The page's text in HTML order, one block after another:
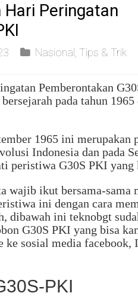
Peringatan
Nasional , Tips & Trik
Pemberontakan
pada tahun 1965
1965 ini merupakan
Indonesia dan pada
peristiwa G30S PKI yang
wajib ikut bersama-sama
ini dengan cara
dibawah ini teknobgt
G30S PKI yang bisa
sosial media facebook,
PKI